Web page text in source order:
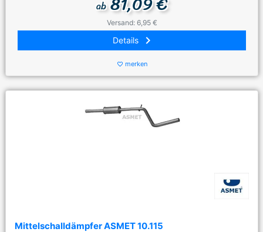
ab
Versand: 6,95 €
Details keyboard_arrow_right
favorite_border merken
Mittelschalldämpfer ASMET 10.115